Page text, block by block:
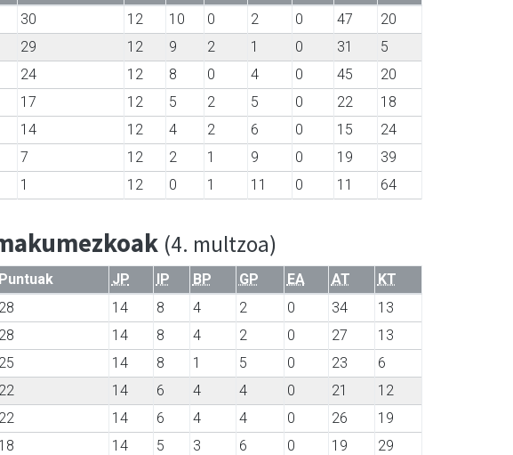
30 12 10 0 2 0 47
20
29 12 9 2 1 0 31
5
24 12 8 0 4 0 45
20
17 12 5 2 5 0 22
18
14 12 4 2 6 0 15
24
7 12 2 1 9 0 19
39
1 12 0 1 11 0 11 64
(4. multzoa)
Puntuak JP IP BP GP EA AT
KT
28 14 8 4 2 0 34
13
28 14 8 4 2 0 27
13
25 14 8 1 5 0 23
6
22 14 6 4 4 0 21
12
22 14 6 4 4 0 26
19
18 14 5 3 6 0 19
29